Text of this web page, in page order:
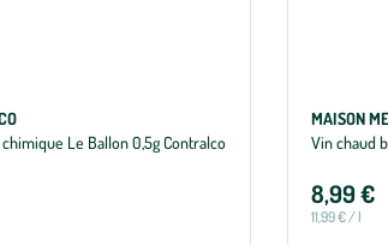
Le Ballon 0,5g Contralco
MAISON
Vin chaud
8,99 €
11,99 € / l